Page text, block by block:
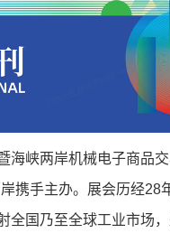
海峡两岸机械电子商品
携手主办。展会历经28
全国乃至全球工业市场